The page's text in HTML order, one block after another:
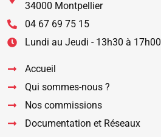
34000 Montpellier
04 67 69 75 15
Lundi au Jeudi - 13h30 à 17h00
Accueil
Qui sommes-nous ?
Nos commissions
Documentation et Réseaux